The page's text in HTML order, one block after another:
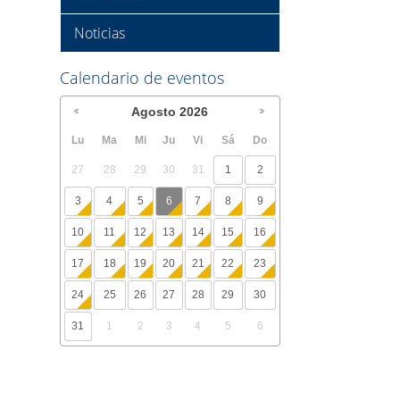
Noticias
Calendario de eventos
Agosto 2026
Lu Ma Mi Ju Vi Sá Do
27 28 29 30 31 1 2
3 4 5 6 7 8 9
10 11 12 13 14 15 16
17 18 19 20 21 22 23
24 25 26 27 28 29 30
31 1 2 3 4 5 6